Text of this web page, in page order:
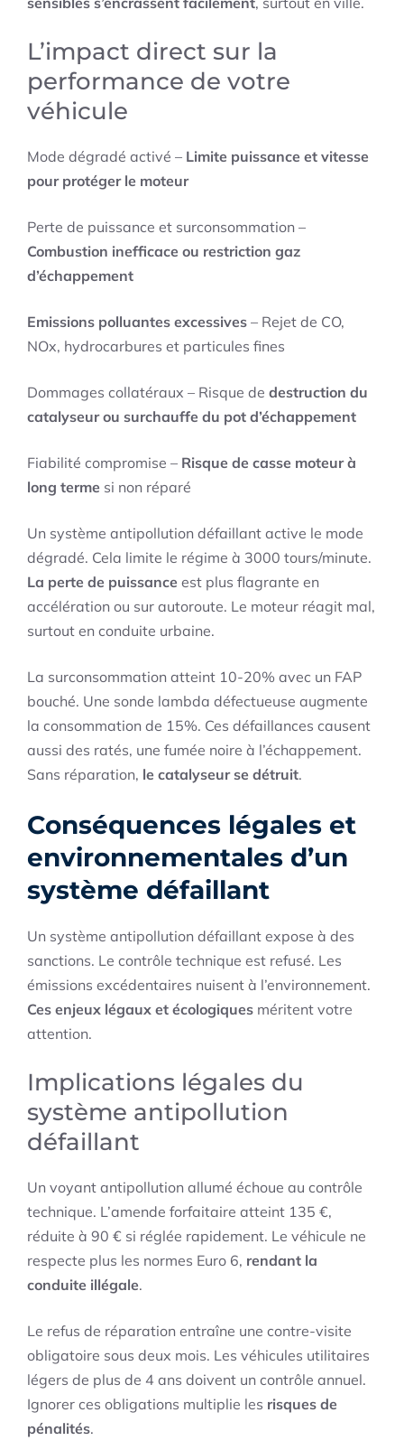
L’impact direct sur la
performance de votre
véhicule
Mode dégradé activé – Limite puissance et vitesse
pour protéger le moteur
Perte de puissance et surconsommation –
Combustion inefficace ou restriction gaz
d’échappement
Emissions polluantes excessives – Rejet de CO,
NOx, hydrocarbures et particules fines
Dommages collatéraux – Risque de destruction du
catalyseur ou surchauffe du pot d’échappement
Fiabilité compromise – Risque de casse moteur à
long terme si non réparé
Un système antipollution défaillant active le mode
dégradé. Cela limite le régime à 3000 tours/minute.
La perte de puissance est plus flagrante en
accélération ou sur autoroute. Le moteur réagit mal,
surtout en conduite urbaine.
La surconsommation atteint 10-20% avec un FAP
bouché. Une sonde lambda défectueuse augmente
la consommation de 15%. Ces défaillances causent
aussi des ratés, une fumée noire à l’échappement.
Sans réparation, le catalyseur se détruit.
Conséquences légales et
environnementales d’un
système défaillant
Un système antipollution défaillant expose à des
sanctions. Le contrôle technique est refusé. Les
émissions excédentaires nuisent à l’environnement.
Ces enjeux légaux et écologiques méritent votre
attention.
Implications légales du
système antipollution
défaillant
Un voyant antipollution allumé échoue au contrôle
technique. L’amende forfaitaire atteint 135 €,
réduite à 90 € si réglée rapidement. Le véhicule ne
respecte plus les normes Euro 6, rendant la
conduite illégale.
Le refus de réparation entraîne une contre-visite
obligatoire sous deux mois. Les véhicules utilitaires
légers de plus de 4 ans doivent un contrôle annuel.
Ignorer ces obligations multiplie les risques de
pénalités.